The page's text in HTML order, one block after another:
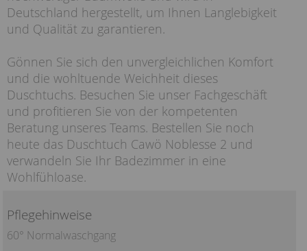
Deutschland hergestellt, um Ihnen Langlebigkeit
und Qualität zu garantieren.
Gönnen Sie sich den unvergleichlichen Komfort
und die wohltuende Weichheit dieses
Duschtuchs. Besuchen Sie unser Fachgeschäft
und profitieren Sie von der kompetenten
Beratung unseres Teams. Bestellen Sie noch
heute das Duschtuch Cawö Noblesse 2 und
verwandeln Sie Ihr Badezimmer in eine
Wohlfühloase.
Pflegehinweise
60° Normalwaschgang